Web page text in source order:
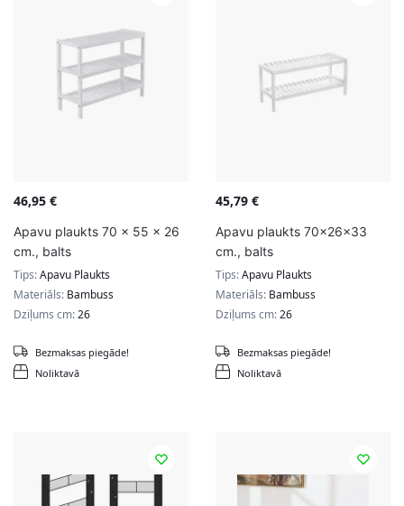
46,95 €
Apavu plaukts 70 x 55 x 26
cm., balts
Tips:Apavu Plaukts
Materiāls: Bambuss
Dziļums cm:26
Noliktavā
Bezmaksas piegāde!
45,79 €
Apavu plaukts 70x26x33
cm., balts
Tips:Apavu Plaukts
Materiāls: Bambuss
Dziļums cm:26
Noliktavā
Bezmaksas piegāde!